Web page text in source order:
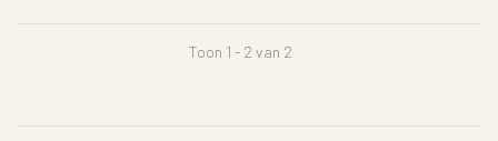
Toon 1 - 2 van 2